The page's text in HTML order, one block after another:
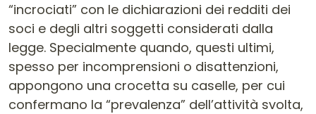
“incrociati” con le dichiarazioni dei redditi dei
soci e degli altri soggetti considerati dalla
legge. Specialmente quando, questi ultimi,
spesso per incomprensioni o disattenzioni,
appongono una crocetta su caselle, per cui
confermano la “prevalenza” dell’attività svolta,